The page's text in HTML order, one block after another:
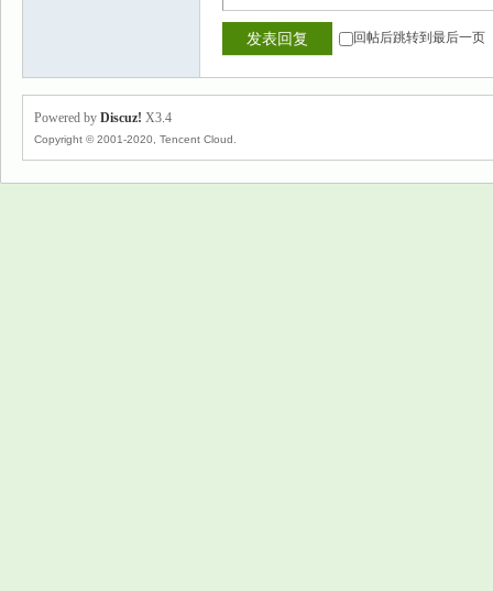
发表回复 回帖后跳转到最后一页
Powered by Discuz! X3.4
Copyright © 2001-2020, Tencent Cloud.